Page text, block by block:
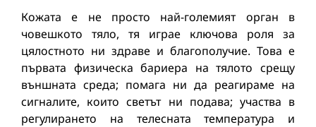
Кожaтa e не просто най-големият орган в
човешкото тяло, тя игрaе ключова роля за
цялостното ни здрaве и блaгополучие. Това е
първата физическа бариера на тялото срещу
външната среда; помага ни да реагираме на
сигналите, които светът ни подава; участва в
регулирането на телесната температура и